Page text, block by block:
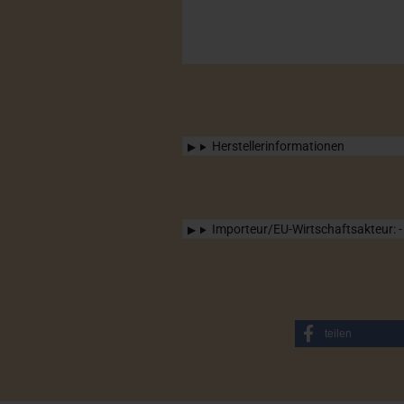
Herstellerinformationen
Importeur/EU-Wirtschaftsakteur: -
teilen